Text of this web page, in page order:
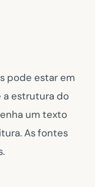
pode estar em
a estrutura do
um texto
As fontes